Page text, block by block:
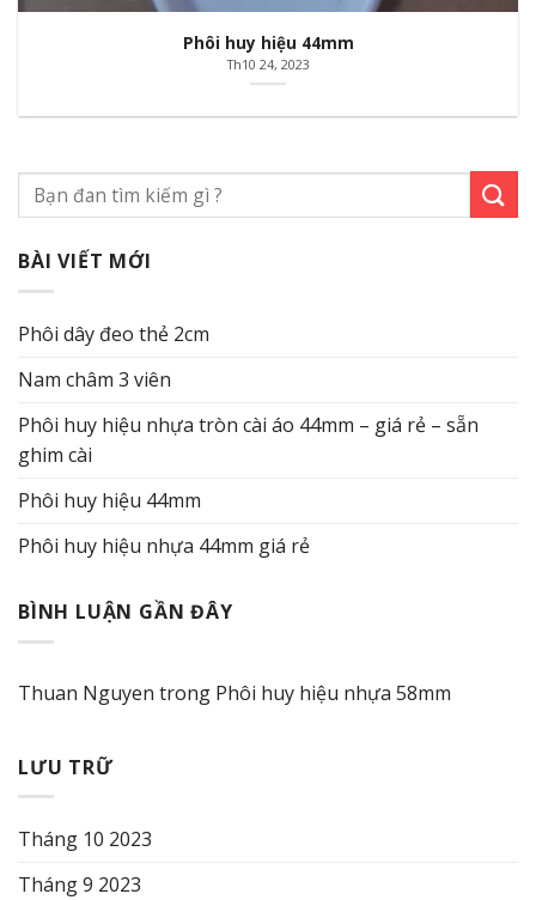
Phôi huy hiệu 44mm
Th10 24, 2023
BÀI VIẾT MỚI
Phôi dây đeo thẻ 2cm
Nam châm 3 viên
Phôi huy hiệu nhựa tròn cài áo 44mm – giá rẻ – sẵn
ghim cài
Phôi huy hiệu 44mm
Phôi huy hiệu nhựa 44mm giá rẻ
BÌNH LUẬN GẦN ĐÂY
Thuan Nguyen trong Phôi huy hiệu nhựa 58mm
LƯU TRỮ
Tháng 10 2023
Tháng 9 2023